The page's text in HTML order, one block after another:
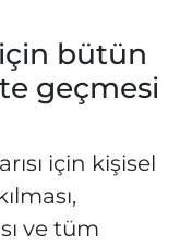
bütün
geçmesi
için kişisel
ve tüm